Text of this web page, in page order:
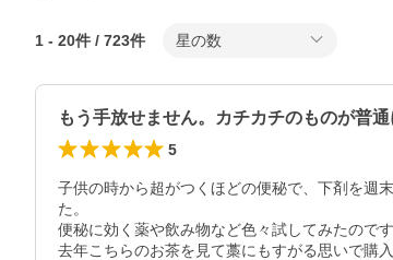
1 - 20件 / 723件 星の数
もう手放せません。カチカチのものが普通
5
子供の時から超がつくほどの便秘で、下剤を週
た。
便秘に効く薬や飲み物など色々試してみたのです
去年こちらのお茶を見て藁にもすがる思いで購入